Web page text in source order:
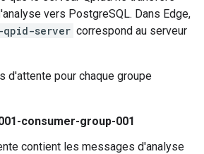
vers PostgreSQL. Dans Edge,
qpid-server correspond au serveur
d'attente pour chaque groupe
consumer-group-001
contient les messages d'analyse